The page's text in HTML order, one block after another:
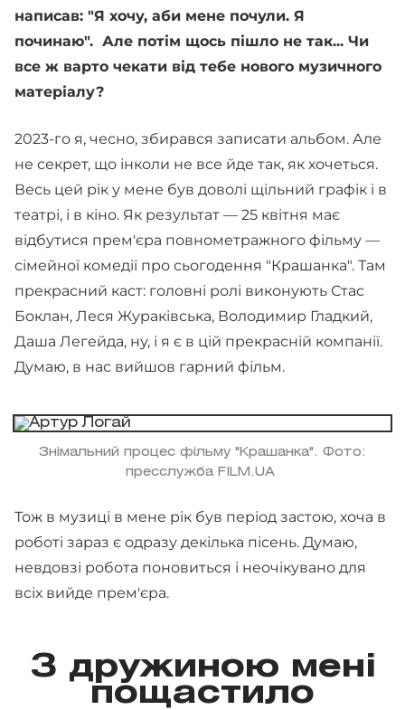
написав: "Я хочу, аби мене почули. Я
починаю". Але потім щось пішло не так... Чи
все ж варто чекати від тебе нового музичного
матеріалу?
2023-го я, чесно, збирався записати альбом. Але
не секрет, що інколи не все йде так, як хочеться.
Весь цей рік у мене був доволі щільний графік і в
театрі, і в кіно. Як результат — 25 квітня має
відбутися прем'єра повнометражного фільму —
сімейної комедії про сьогодення "Крашанка". Там
прекрасний каст: головні ролі виконують Стас
Боклан, Леся Жураківська, Володимир Гладкий,
Даша Легейда, ну, і я є в цій прекрасній компанії.
Думаю, в нас вийшов гарний фільм.
Знімальний процес фільму "Крашанка". Фото:
пресслужба FILM.UA
Тож в музиці в мене рік був період застою, хоча в
роботі зараз є одразу декілька пісень. Думаю,
невдовзі робота поновиться і неочікувано для
всіх вийде прем'єра.
З дружиною мені
пощастило